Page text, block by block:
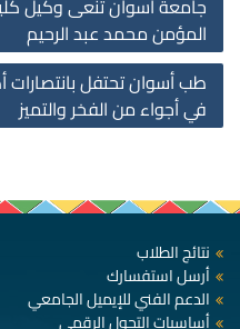
المؤمن محمد عبد الرحيم
طب أسوان تحتفل بانتصارات
في أجواء من الفخر والتميز
نتائج الطلاب
أرسل استفسارك
الدعم الفني للإيميل الجامعي
أساسيات التحول الرقمي